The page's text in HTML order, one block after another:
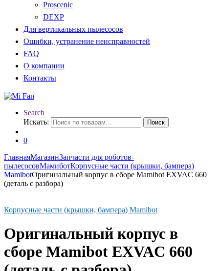
Proscenic
DEXP
Для вертикальных пылесосов
Ошибки, устранение неисправностей
FAQ
О компании
Контакты
Search
Искать:
Поиск
0
ГлавнаяМагазинЗапчасти для роботов-
пылесосовМамиботКорпусные части (крышки, бампера)
MamibotОригинальный корпус в сборе Mamibot EXVAC 660
(деталь с разбора)
Корпусные части (крышки, бампера) Mamibot
Оригинальный корпус в
сборе Mamibot EXVAC 660